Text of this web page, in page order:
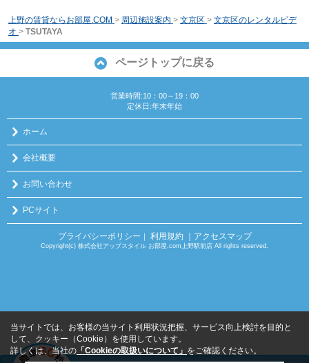
上野の賃貸ならお部屋.COM > 周辺施設案内 > 文京区 > 文京区のレンタルビデ
オ > TSUTAYA
ページトップに戻る
営業時間:10：00～19：00
定休日:年末年始
ホーム
会社概要
お問い合わせ
PCサイト
プライバシーポリシー ｜ 利用規約 ｜アクセスマップ
Copyright(c) 株式会社アップスタイル お部屋.com上野駅前店 All rights reserved.
当サイトでは、お客様の当サイト利用状況把握、サービス向上検討を目的と
して、クッキー（Cookie）を使用しています。
詳しくは、当社の 「Cookieの取扱いについて」 をご確認ください。